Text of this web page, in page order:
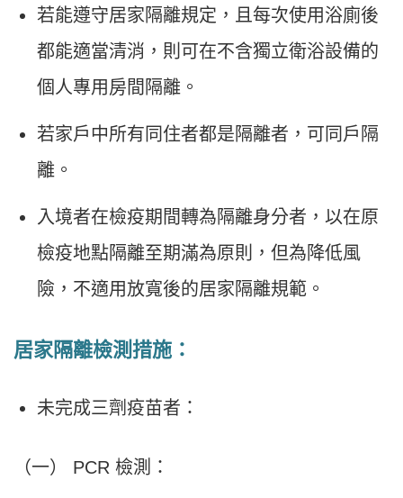
若能遵守居家隔離規定，且每次使用浴廁後
都能適當清消，則可在不含獨立衛浴設備的
個人專用房間隔離。
若家戶中所有同住者都是隔離者，可同戶隔
離。
入境者在檢疫期間轉為隔離身分者，以在原
檢疫地點隔離至期滿為原則，但為降低風
險，不適用放寬後的居家隔離規範。
居家隔離檢測措施：
未完成三劑疫苗者：
（一） PCR 檢測：